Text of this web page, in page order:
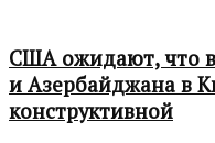
США ожидают, что
и Азербайджана в
конструктивной